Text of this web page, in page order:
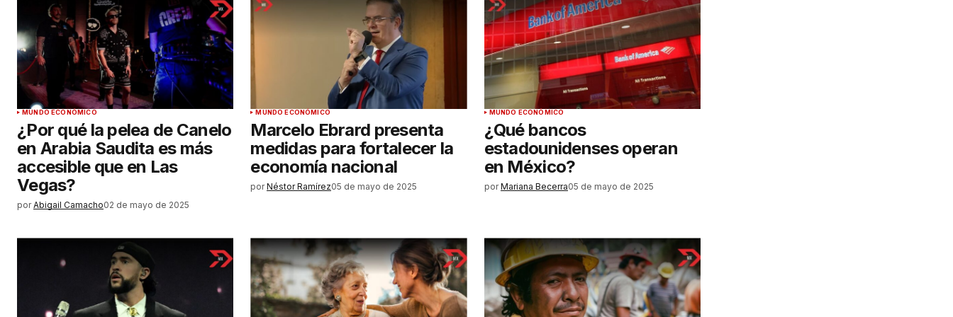
MUNDO ECONÓMICO
¿Por qué la pelea de Canelo
en Arabia Saudita es más
accesible que en Las
Vegas?
por Abigail Camacho02 de mayo de 2025
MUNDO ECONÓMICO
Marcelo Ebrard presenta
medidas para fortalecer la
economía nacional
por Néstor Ramírez05 de mayo de 2025
MUNDO ECONÓMICO
¿Qué bancos
estadounidenses operan
en México?
por Mariana Becerra05 de mayo de 2025